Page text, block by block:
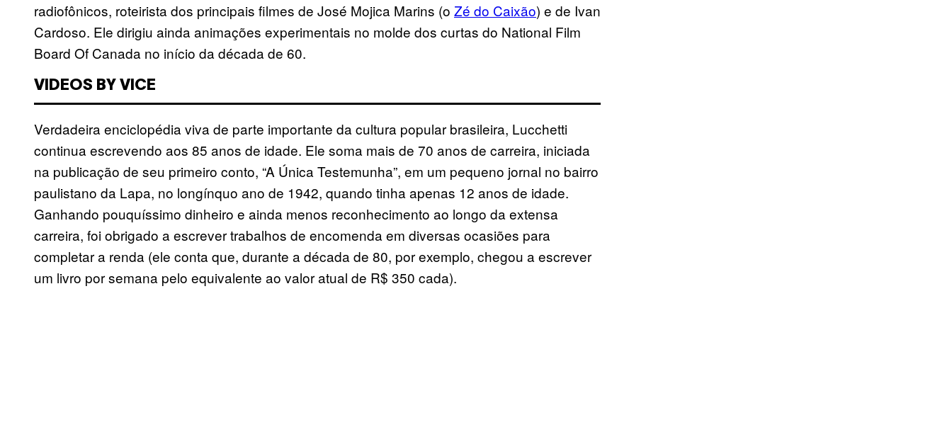
radiofônicos, roteirista dos principais filmes de José Mojica Marins (o Zé do Caixão) e de Ivan
Cardoso. Ele dirigiu ainda animações experimentais no molde dos curtas do National Film
Board Of Canada no início da década de 60.
VIDEOS BY VICE
Verdadeira enciclopédia viva de parte importante da cultura popular brasileira, Lucchetti
continua escrevendo aos 85 anos de idade. Ele soma mais de 70 anos de carreira, iniciada
na publicação de seu primeiro conto, “A Única Testemunha”, em um pequeno jornal no bairro
paulistano da Lapa, no longínquo ano de 1942, quando tinha apenas 12 anos de idade.
Ganhando pouquíssimo dinheiro e ainda menos reconhecimento ao longo da extensa
carreira, foi obrigado a escrever trabalhos de encomenda em diversas ocasiões para
completar a renda (ele conta que, durante a década de 80, por exemplo, chegou a escrever
um livro por semana pelo equivalente ao valor atual de R$ 350 cada).